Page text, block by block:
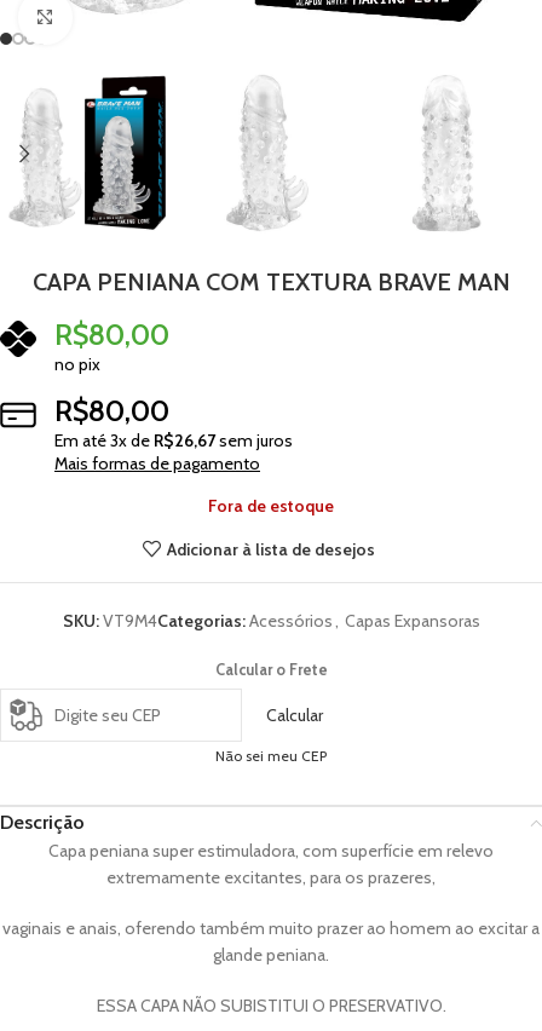
Clique para ampliar
CAPA PENIANA COM TEXTURA BRAVE MAN
R$80,00
no pix
R$80,00
Em até3x de R$26,67sem juros
Mais formas de pagamento
Fora de estoque
Adicionar à lista de desejos
SKU:VT9M4Categorias:Acessórios, Capas Expansoras
Calcular o Frete
Calcular
Não sei meu CEP
Descrição
Capa peniana super estimuladora, com superfície em relevo
extremamente excitantes, para os prazeres,
vaginais e anais, oferendo também muito prazer ao homem ao excitar a
glande peniana.
ESSA CAPA NÃO SUBISTITUI O PRESERVATIVO.